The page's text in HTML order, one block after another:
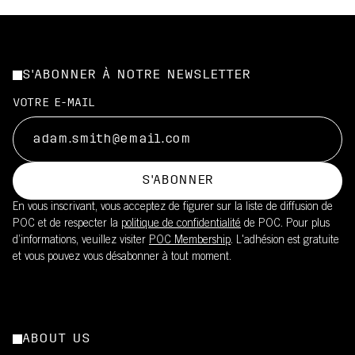
S'ABONNER À NOTRE NEWSLETTER
VOTRE E-MAIL
S'ABONNER
En vous inscrivant, vous acceptez de figurer sur la liste de diffusion de
POC et de respecter la politique de confidentialité de POC. Pour plus
d’informations, veuillez visiter POC Membership. L'adhésion est gratuite
et vous pouvez vous désabonner à tout moment.
ABOUT US